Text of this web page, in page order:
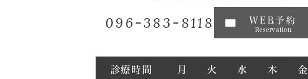
096-383-8118 WEB予約
Reservation
診療時間 月 火 水 木 金